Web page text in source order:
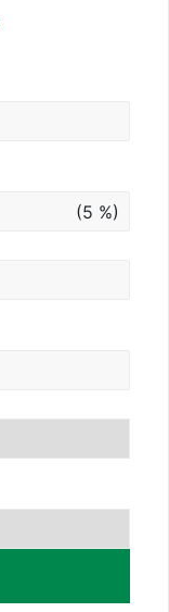
(5 %)